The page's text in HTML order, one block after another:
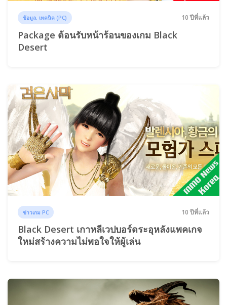
ข้อมูล, เทคนิค (PC) 10 ปีที่แล้ว
Package ต้อนรับหน้าร้อนของเกม Black
Desert
ข่าวเกม PC 10 ปีที่แล้ว
Black Desert เกาหลีเวปบอร์ดระอุหลังแพคเกจ
ใหม่สร้างความไม่พอใจให้ผู้เล่น